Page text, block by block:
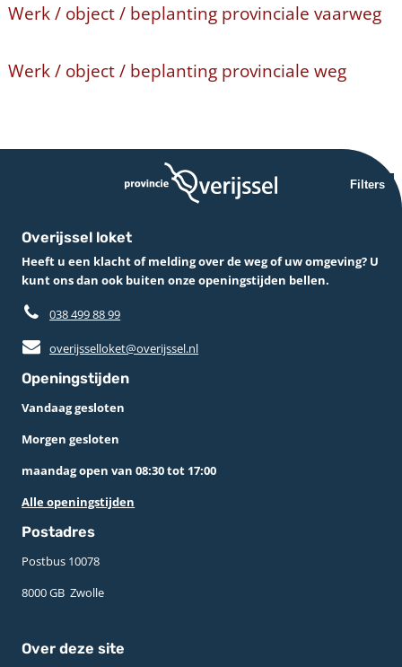
Werk / object / beplanting provinciale vaarweg
Werk / object / beplanting provinciale weg
Filters
Overijssel loket
Heeft u een klacht of melding over de weg of uw omgeving? U
kunt ons dan ook buiten onze openingstijden bellen.
038 499 88 99
overijsselloket@overijssel.nl
Openingstijden
Vandaag gesloten
Morgen gesloten
maandag open van 08:30 tot 17:00
Alle openingstijden
Postadres
Postbus 10078 ­
8000 GB ­ Zwolle
Over deze site